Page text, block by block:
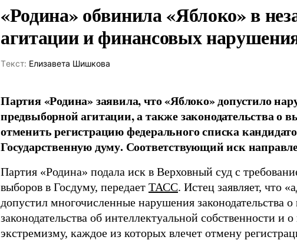
«Родина» обвинила «Яблоко» в
агитации и финансовых
Tекст: Елизавета Шишкова
Партия «Родина» заявила, что «Яблоко» допустило
предвыборной агитации, а также законодательства о
отменить регистрацию федерального списка
Государственную думу. Соответствующий иск
Партия «Родина» подала иск в Верховный суд с
выборов в Госдуму, передает ТАСС. Истец заявляет, что
допустил многочисленные нарушения законодательства о
законодательства об интеллектуальной собственности и
экстремизму, каждое из которых влечет отмену